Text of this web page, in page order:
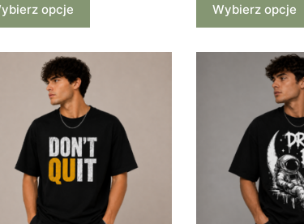
opcje Wybierz opcje
produkt
ma
wariantów.
produktu